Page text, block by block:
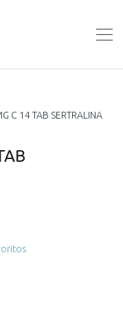
C 14 TAB SERTRALINA